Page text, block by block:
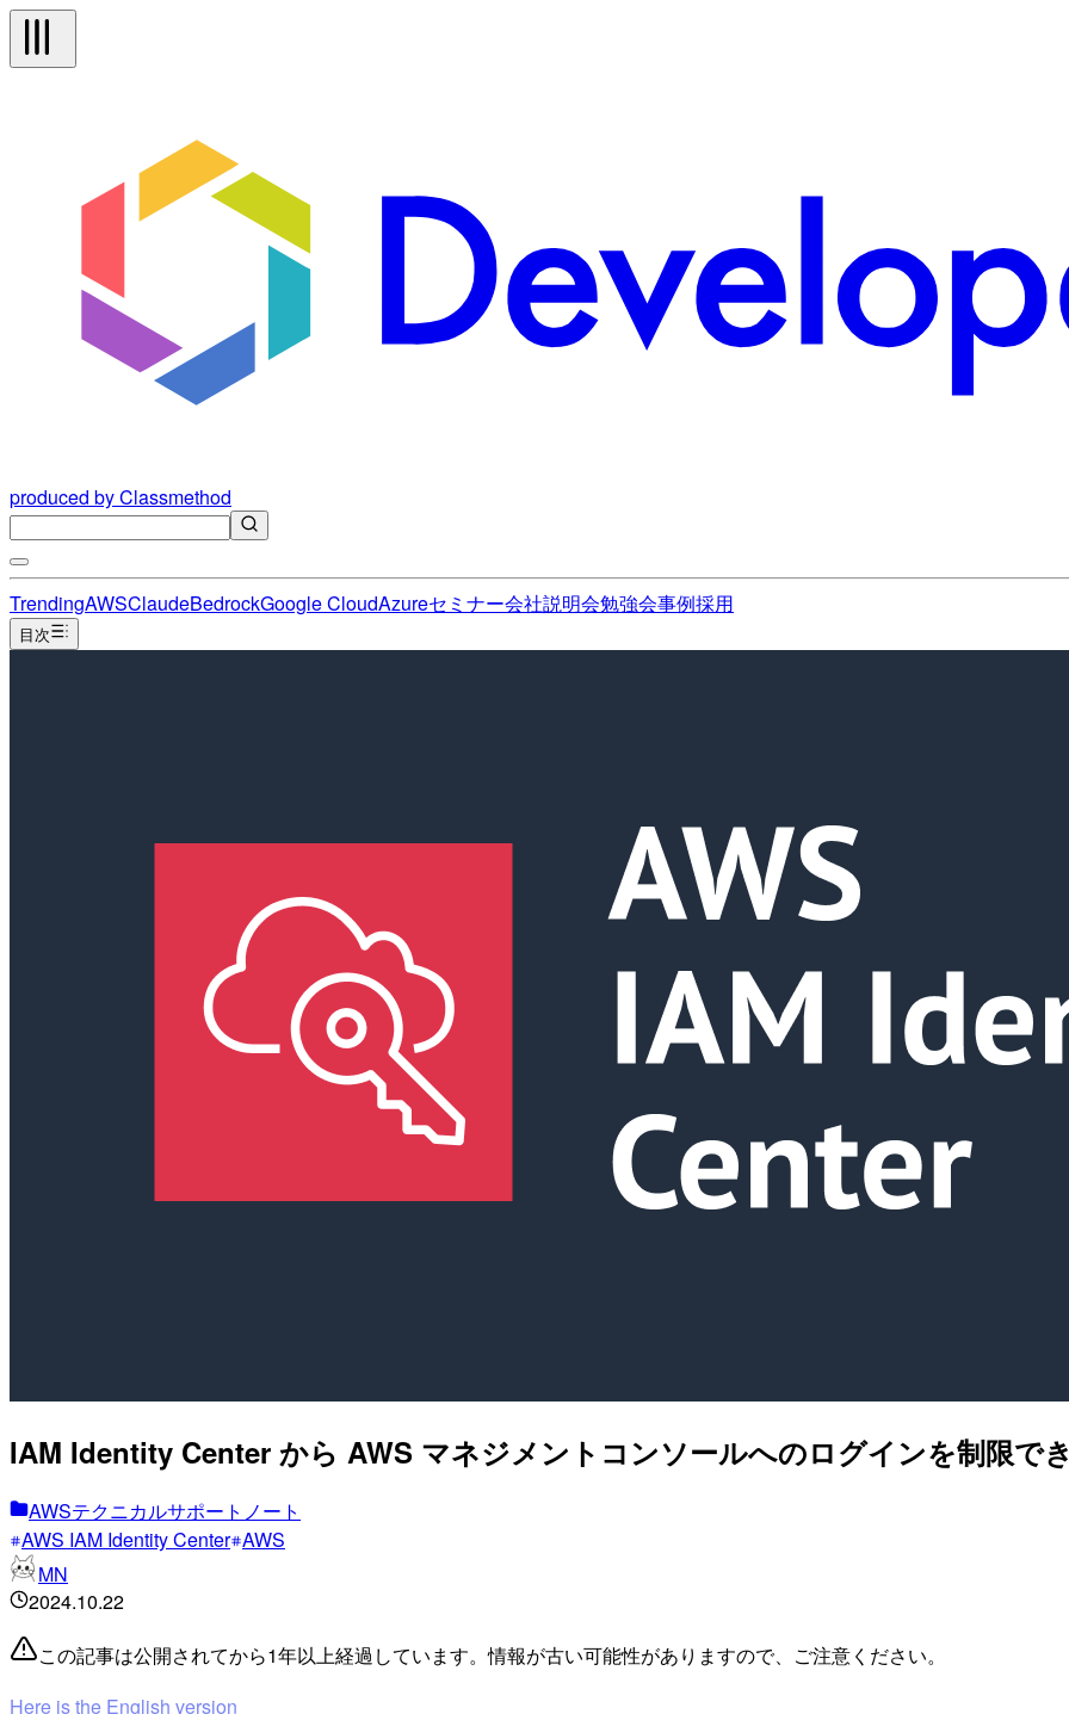
produced by Classmethod
TrendingAWSClaudeBedrockGoogle CloudAzureセミナー会社説明会勉強会事例採用
目次
IAM Identity Center から AWS マネジメントコンソールへのログインを制限で
AWSテクニカルサポートノート
AWS IAM Identity Center AWS
MN
2024.10.22
この記事は公開されてから1年以上経過しています。情報が古い可能性がありますので、ご注意ください。
Here is the English version